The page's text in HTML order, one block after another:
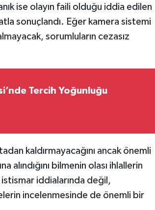
ise olayın faili olduğu iddia edilen
sonuçlandı. Eğer kamera sistemi
sorumluların cezasız
Tercih Yoğunluğu
kaldırmayacağını ancak önemli
alındığını bilmenin olası ihlallerin
istismar iddialarında değil,
incelenmesinde de önemli bir